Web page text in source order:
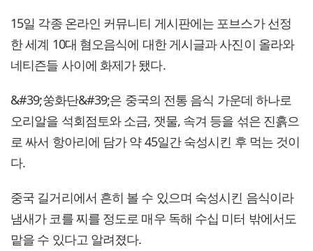
15일 각종 온라인 커뮤니티 게시판에는 포브스가 선정
한 세계 10대 혐오음식에 대한 게시글과 사진이 올라와
네티즌들 사이에 화제가 됐다.
&#39;쑹화단&#39;은 중국의 전통 음식 가운데 하나로
오리알을 석회점토와 소금, 잿물, 속겨 등을 섞은 진흙으
로 싸서 항아리에 담가 약 45일간 숙성시킨 후 먹는 것이
다.
중국 길거리에서 흔히 볼 수 있으며 숙성시킨 음식이라
냄새가 코를 찌를 정도로 매우 독해 수십 미터 밖에서도
맡을 수 있다고 알려졌다.